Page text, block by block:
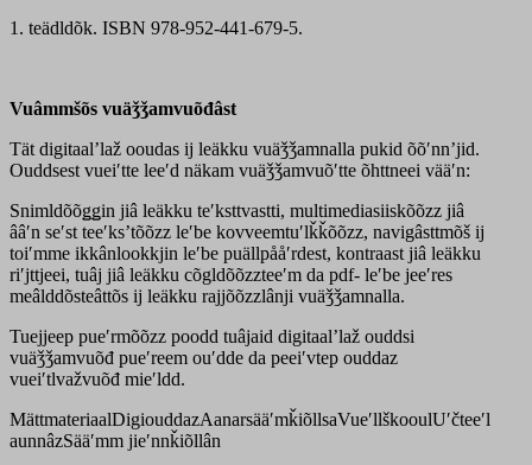
1. teädldõk. ISBN 978-952-441-679-5.
Vuâmmšõs vuäǯǯamvuõđâst
Tät digitaalʼlaž ooudas ij leäkku vuäǯǯamnalla pukid õõʹnnʼjid.
Ouddsest vueiʹtte leeʹd näkam vuäǯǯamvuõʹtte õhttneei vääʹn:
Snimldõõǥǥin jiâ leäkku teʹksttvastti, multimediasiiskõõzz jiâ
ââʹn seʹst teeʹksʼtõõzz leʹbe kovveemtuʹlǩǩõõzz, navigâsttmõš ij
toiʹmme ikkânlookkjin leʹbe puällpååʹrdest, kontraast jiâ leäkku
riʹjttjeei, tuâj jiâ leäkku cõgldõõzzteeʹm da pdf- leʹbe jeeʹres
meâlddõsteâttõs ij leäkku rajjõõzzlânji vuäǯǯamnalla.
Tuejjeep pueʹrmõõzz poodd tuâjaid digitaalʼlaž ouddsi
vuäǯǯamvuõđ pueʹreem ouʹdde da peeiʹvtep ouddaz
vueiʹtlvažvuõđ mieʹldd.
MättmateriaalDigiouddazAanarsääʹmǩiõllsaVueʹllškooulUʹčteeʹl
aunnâzSääʹmm jieʹnnǩiõllân